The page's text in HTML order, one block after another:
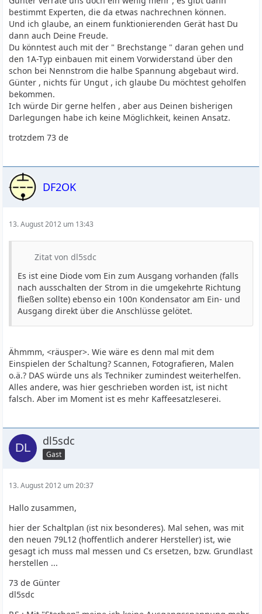
bestimmt Experten, die da etwas nachrechnen können.
Und ich glaube, an einem funktionierenden Gerät hast Du
dann auch Deine Freude.
Du könntest auch mit der " Brechstange " daran gehen und
den 1A-Typ einbauen mit einem Vorwiderstand über den
schon bei Nennstrom die halbe Spannung abgebaut wird.
Günter , nichts für Ungut , ich glaube Du möchtest geholfen
bekommen.
Ich würde Dir gerne helfen , aber aus Deinen bisherigen
Darlegungen habe ich keine Möglichkeit, keinen Ansatz.
trotzdem 73 de
DF2OK
13. August 2012 um 13:43
Zitat von dl5sdc
Es ist eine Diode vom Ein zum Ausgang vorhanden (falls
nach ausschalten der Strom in die umgekehrte Richtung
fließen sollte) ebenso ein 100n Kondensator am Ein- und
Ausgang direkt über die Anschlüsse gelötet.
Ähmmm, <räusper>. Wie wäre es denn mal mit dem
Einspielen der Schaltung? Scannen, Fotografieren, Malen
o.ä.? DAS würde uns als Techniker zumindest weiterhelfen.
Alles andere, was hier geschrieben worden ist, ist nicht
falsch. Aber im Moment ist es mehr Kaffeesatzleserei.
dl5sdc
Gast
13. August 2012 um 20:37
Hallo zusammen,
hier der Schaltplan (ist nix besonderes). Mal sehen, was mit
den neuen 79L12 (hoffentlich anderer Hersteller) ist, wie
gesagt ich muss mal messen und Cs ersetzen, bzw. Grundlast
herstellen ...
73 de Günter
dl5sdc